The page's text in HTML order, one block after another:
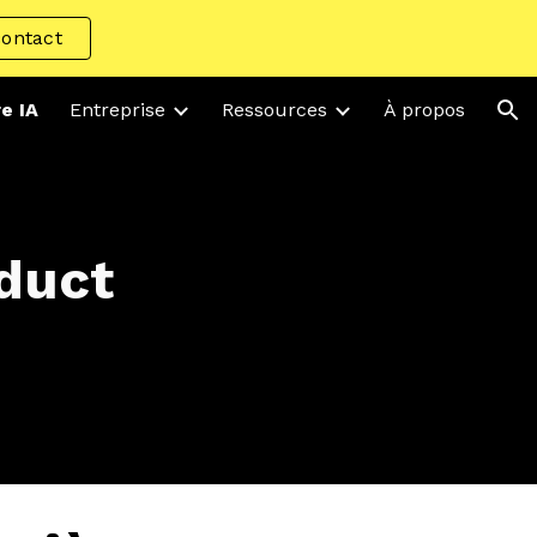
IA Entreprise Ressources À propos